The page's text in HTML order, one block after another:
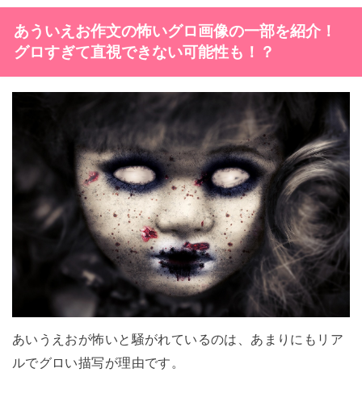
あういえお作文の怖いグロ画像の一部を紹介！
グロすぎて直視できない可能性も！？
あいうえおが怖いと騒がれているのは、あまりにもリア
ルでグロい描写が理由です。